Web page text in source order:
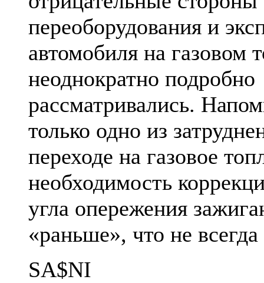
переоборудования и
автомобиля на газовом
неоднократно подробно
рассматривались.
только одно из
переходе на газовое
необходимость
угла опережения
«раньше», что не
SA$NI